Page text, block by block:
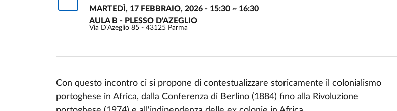
MARTEDÌ, 17 FEBBRAIO, 2026 - 15:30 ~ 16:30
AULA B - PLESSO D'AZEGLIO
Via D'Azeglio 85 - 43125 Parma
Event description
Con questo incontro ci si propone di contestualizzare storicamente il colonialismo
portoghese in Africa, dalla Conferenza di Berlino (1884) fino alla Rivoluzione